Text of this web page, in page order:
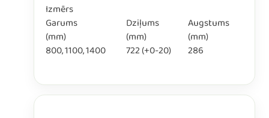
Izmērs
Garums Dziļums Augstums
(mm) (mm) (mm)
800, 1100, 1400 722 (+0-20) 286